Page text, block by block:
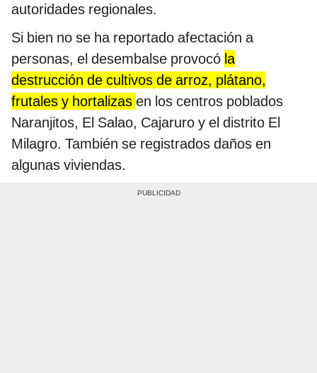
autoridades regionales.
Si bien no se ha reportado afectación a
personas, el desembalse provocó la
destrucción de cultivos de arroz, plátano,
frutales y hortalizas en los centros poblados
Naranjitos, El Salao, Cajaruro y el distrito El
Milagro. También se registrados daños en
algunas viviendas.